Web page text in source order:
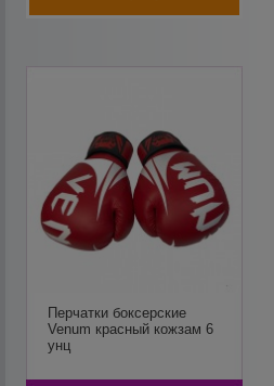
Перчатки боксерские
Venum красный кожзам 6
унц